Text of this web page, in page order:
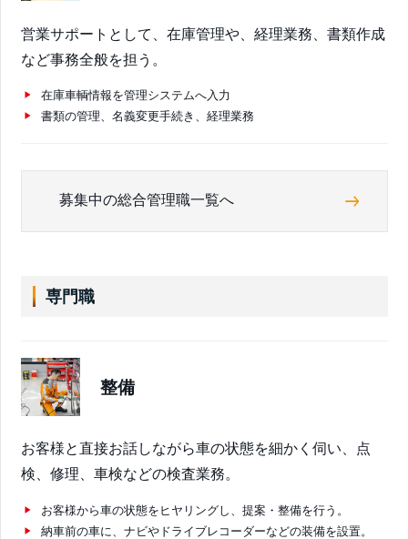
営業サポートとして、在庫管理や、経理業務、書類作成
など事務全般を担う。
在庫車輌情報を管理システムへ入力
書類の管理、名義変更手続き、経理業務
募集中の総合管理職一覧へ
専門職
整備
お客様と直接お話しながら車の状態を細かく伺い、点
検、修理、車検などの検査業務。
お客様から車の状態をヒヤリングし、提案・整備を行う。
納車前の車に、ナビやドライブレコーダーなどの装備を設置。